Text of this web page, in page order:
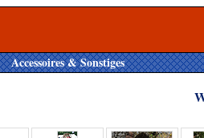
Accessoires & Sonstiges